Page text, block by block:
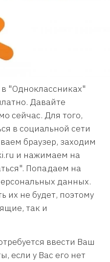
"Одноклассниках"
Давайте
сейчас. Для того,
в социальной сети
браузер, заходим
и нажимаем на
Попадаем на
данных.
их не будет, поэтому
так и
ввести Ваш
если у Вас его нет